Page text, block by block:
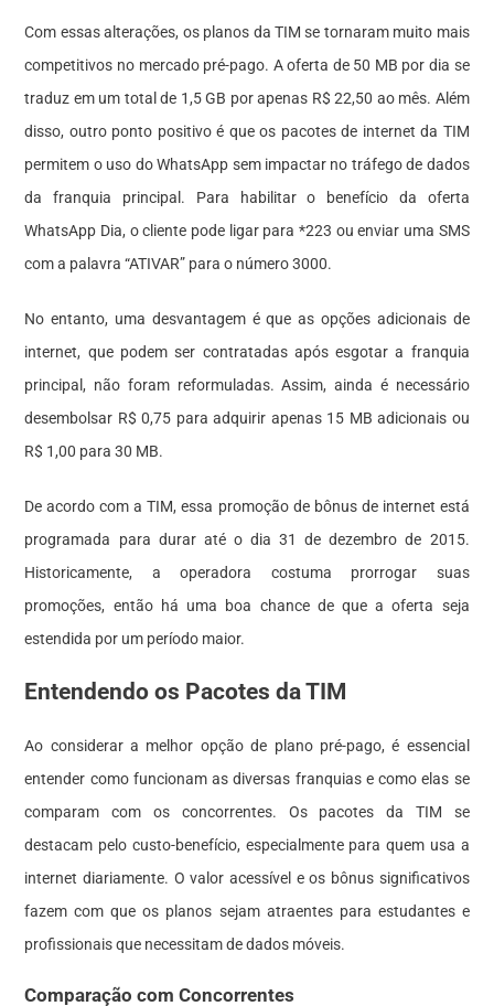
Com essas alterações, os planos da TIM se tornaram muito mais
competitivos no mercado pré-pago. A oferta de 50 MB por dia se
traduz em um total de 1,5 GB por apenas R$ 22,50 ao mês. Além
disso, outro ponto positivo é que os pacotes de internet da TIM
permitem o uso do WhatsApp sem impactar no tráfego de dados
da franquia principal. Para habilitar o benefício da oferta
WhatsApp Dia, o cliente pode ligar para *223 ou enviar uma SMS
com a palavra “ATIVAR” para o número 3000.
No entanto, uma desvantagem é que as opções adicionais de
internet, que podem ser contratadas após esgotar a franquia
principal, não foram reformuladas. Assim, ainda é necessário
desembolsar R$ 0,75 para adquirir apenas 15 MB adicionais ou
R$ 1,00 para 30 MB.
De acordo com a TIM, essa promoção de bônus de internet está
programada para durar até o dia 31 de dezembro de 2015.
Historicamente, a operadora costuma prorrogar suas
promoções, então há uma boa chance de que a oferta seja
estendida por um período maior.
Entendendo os Pacotes da TIM
Ao considerar a melhor opção de plano pré-pago, é essencial
entender como funcionam as diversas franquias e como elas se
comparam com os concorrentes. Os pacotes da TIM se
destacam pelo custo-benefício, especialmente para quem usa a
internet diariamente. O valor acessível e os bônus significativos
fazem com que os planos sejam atraentes para estudantes e
profissionais que necessitam de dados móveis.
Comparação com Concorrentes